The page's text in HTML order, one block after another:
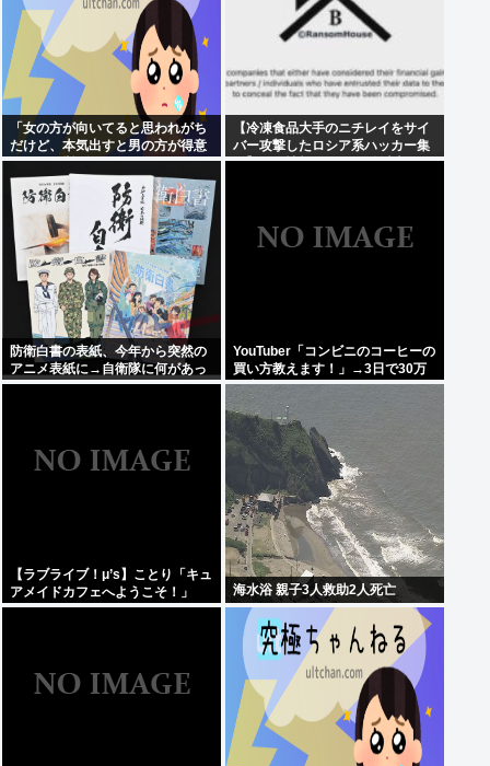
「女の方が向いてると思われがち
だけど、本気出すと男の方が得意
なこと」挙げてけ
【冷凍食品大手のニチレイをサイ
バー攻撃したロシア系ハッカー集
団】個人情報など20万件以上のフ
防衛白書の表紙、今年から突然の
アニメ表紙に→自衛隊に何があっ
たのか。
YouTuber「コンビニのコーヒーの
買い方教えます！」→3日で30万
再生
【ラブライブ！μ’s】ことり「キュ
アメイドカフェへようこそ！」
海水浴 親子3人救助2人死亡